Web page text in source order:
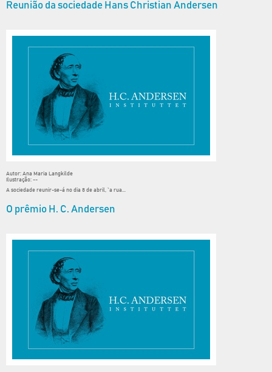
Reunião da sociedade Hans Christian Andersen
Autor: Ana Maria Langkilde
Ilustração: --
A sociedade reunir-se-á no dia 8 de abril, `a rua...
O prêmio H. C. Andersen